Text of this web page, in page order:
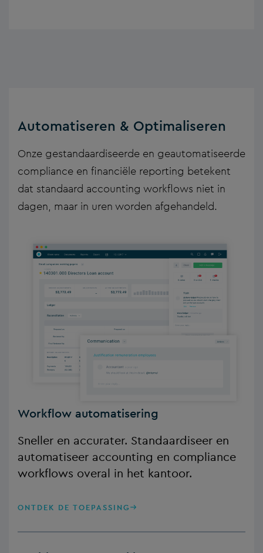
Automatiseren & Optimaliseren
Onze gestandaardiseerde en geautomatiseerde
compliance en financiële reporting betekent
dat standaard accounting workflows niet in
dagen, maar in uren worden afgehandeld.
Workflow automatisering
Sneller en accurater. Standaardiseer en
automatiseer accounting en compliance
workflows overal in het kantoor.
ONTDEK DE TOEPASSING